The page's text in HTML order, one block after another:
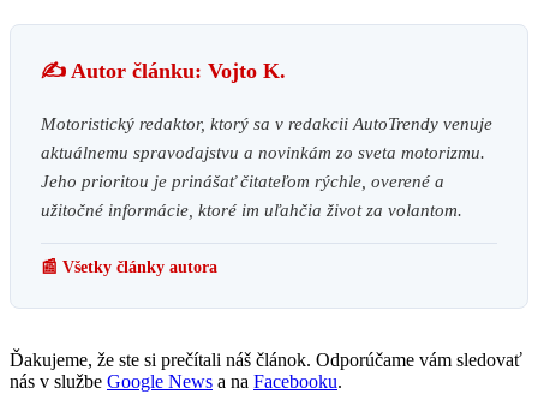
✍️ Autor článku: Vojto K.
Motoristický redaktor, ktorý sa v redakcii AutoTrendy venuje
aktuálnemu spravodajstvu a novinkám zo sveta motorizmu.
Jeho prioritou je prinášať čitateľom rýchle, overené a
užitočné informácie, ktoré im uľahčia život za volantom.
📰 Všetky články autora
Ďakujeme, že ste si prečítali náš článok. Odporúčame vám sledovať
nás v službe Google News a na Facebooku.